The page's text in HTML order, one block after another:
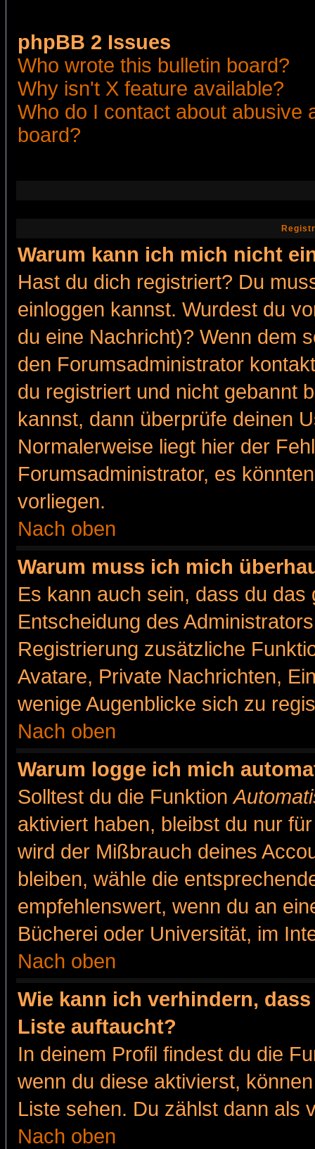
phpBB 2 Issues
Who wrote this bulletin board?
Why isn't X feature available?
Who do I contact about abusive
board?
Warum kann ich mich nicht
Hast du dich registriert? Du
einloggen kannst. Wurdest du
du eine Nachricht)? Wenn dem
den Forumsadministrator
du registriert und nicht gebannt
kannst, dann überprüfe deinen
Normalerweise liegt hier der
Forumsadministrator, es
vorliegen.
Nach oben
Warum muss ich mich
Es kann auch sein, dass du
Entscheidung des
Registrierung zusätzliche
Avatare, Private Nachrichten,
wenige Augenblicke sich zu
Nach oben
Warum logge ich mich
Solltest du die Funktion
aktiviert haben, bleibst du nur
wird der Mißbrauch deines
bleiben, wähle die
empfehlenswert, wenn du an
Bücherei oder Universität, im
Nach oben
Wie kann ich verhindern,
Liste auftaucht?
In deinem Profil findest du die
wenn du diese aktivierst,
Liste sehen. Du zählst dann als
Nach oben